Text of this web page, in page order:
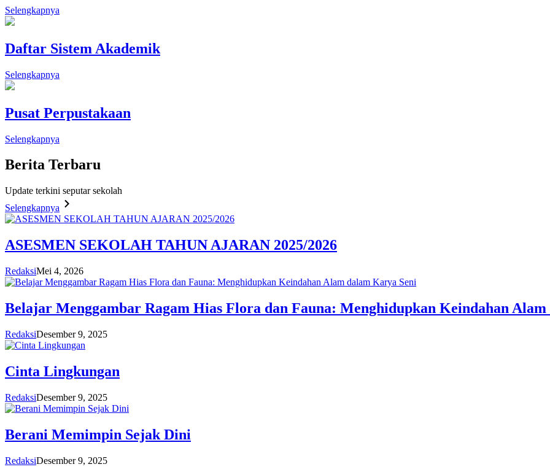
Selengkapnya
Daftar Sistem Akademik
Selengkapnya
Pusat Perpustakaan
Selengkapnya
Berita Terbaru
Update terkini seputar sekolah
Selengkapnya
ASESMEN SEKOLAH TAHUN AJARAN 2025/2026
RedaksiMei 4, 2026
Belajar Menggambar Ragam Hias Flora dan Fauna: Menghidupkan Keindahan
RedaksiDesember 9, 2025
Cinta Lingkungan
RedaksiDesember 9, 2025
Berani Memimpin Sejak Dini
RedaksiDesember 9, 2025